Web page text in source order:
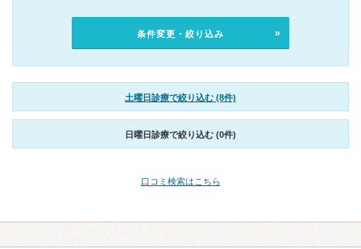
条件変更・絞り込み
土曜日診療で絞り込む (8件)
日曜日診療で絞り込む (0件)
口コミ検索はこちら